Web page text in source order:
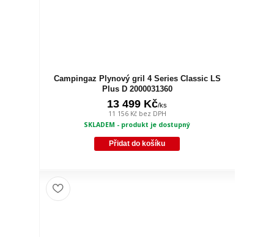
Campingaz Plynový gril 4 Series Classic LS
Plus D 2000031360
13 499 Kč/ks
11 156 Kč bez DPH
SKLADEM - produkt je dostupný
Přidat do košíku